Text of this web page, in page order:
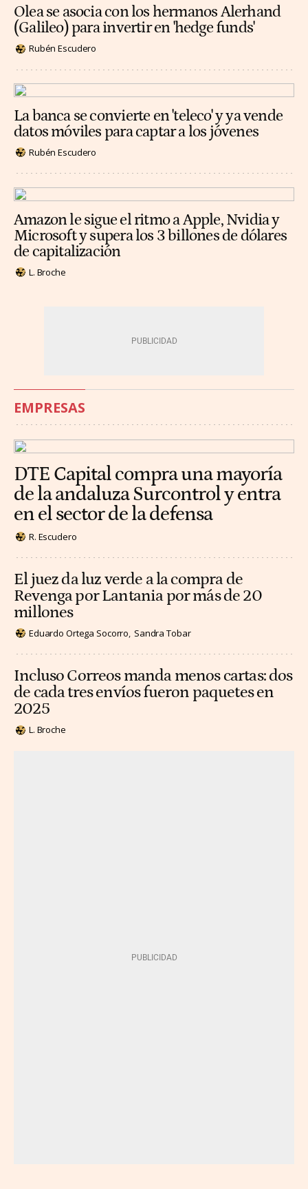
Olea se asocia con los hermanos Alerhand
(Galileo) para invertir en 'hedge funds'
Rubén Escudero
La banca se convierte en 'teleco' y ya vende
datos móviles para captar a los jóvenes
Rubén Escudero
Amazon le sigue el ritmo a Apple, Nvidia y
Microsoft y supera los 3 billones de dólares
de capitalización
L. Broche
EMPRESAS
DTE Capital compra una mayoría
de la andaluza Surcontrol y entra
en el sector de la defensa
R. Escudero
El juez da luz verde a la compra de
Revenga por Lantania por más de 20
millones
Eduardo Ortega Socorro Sandra Tobar
Incluso Correos manda menos cartas: dos
de cada tres envíos fueron paquetes en
2025
L. Broche